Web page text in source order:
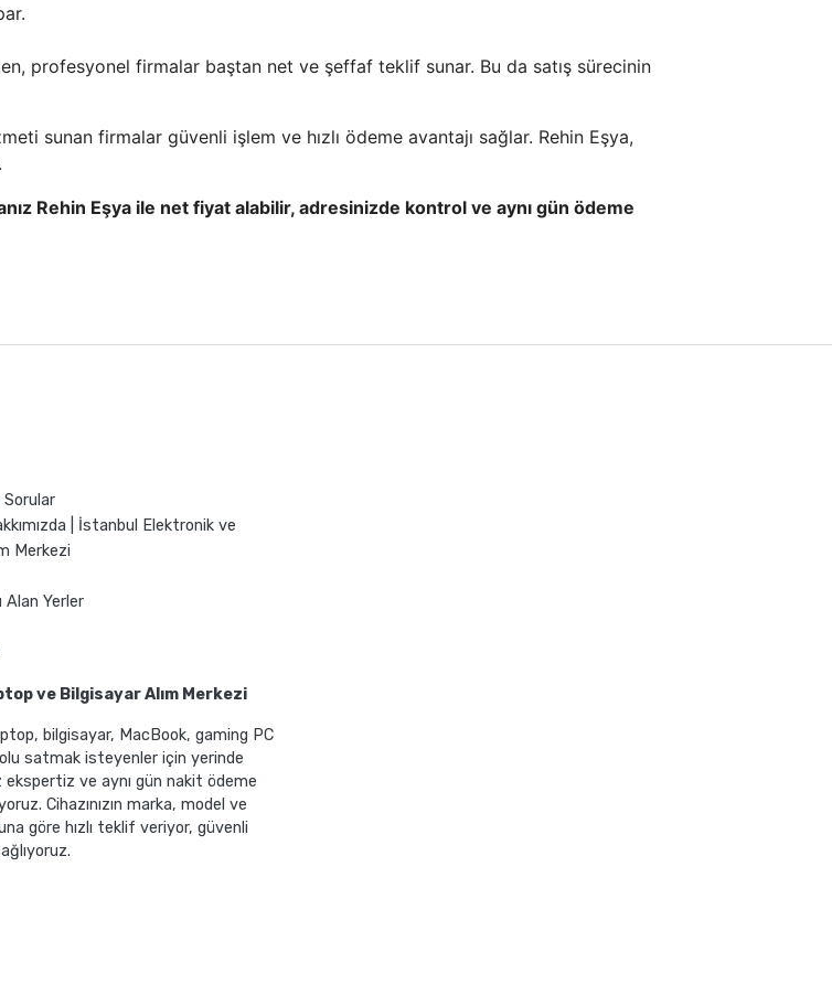
profesyonel firmalar baştan net ve şeffaf teklif sunar. Bu da satış sürecinin
sunan firmalar güvenli işlem ve hızlı ödeme avantajı sağlar. Rehin Eşya,
Rehin Eşya ile net fiyat alabilir, adresinizde kontrol ve aynı gün ödeme
Sorular
| İstanbul Elektronik ve
Merkezi
Alan Yerler
ve Bilgisayar Alım Merkezi
bilgisayar, MacBook, gaming PC
satmak isteyenler için yerinde
ekspertiz ve aynı gün nakit ödeme
Cihazınızın marka, model ve
göre hızlı teklif veriyor, güvenli